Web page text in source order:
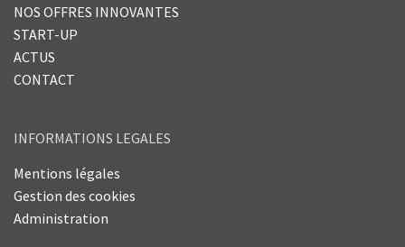
NOS OFFRES INNOVANTES
START-UP
ACTUS
CONTACT
INFORMATIONS LEGALES
Mentions légales
Gestion des cookies
Administration